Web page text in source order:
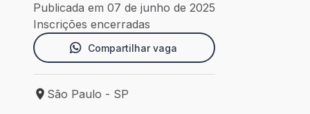
Publicada em 07 de junho de 2025
Inscrições encerradas
Compartilhar vaga
Local de trabalho: São Paulo - SP
São Paulo - SP